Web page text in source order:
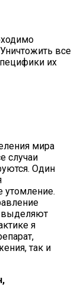
все
их
мира
случаи
Один
утомление.
выделяют
я
так и